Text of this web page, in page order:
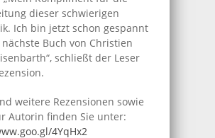
dieser schwierigen
Ich bin jetzt schon gespannt
Buch von Christien
schließt der Leser
weitere Rezensionen sowie
Autorin finden Sie unter:
4YqHx2